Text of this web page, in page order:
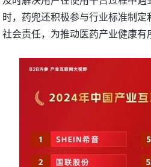
时，药兜还积极参与行业标准制
社会责任，为推动医药产业健康有